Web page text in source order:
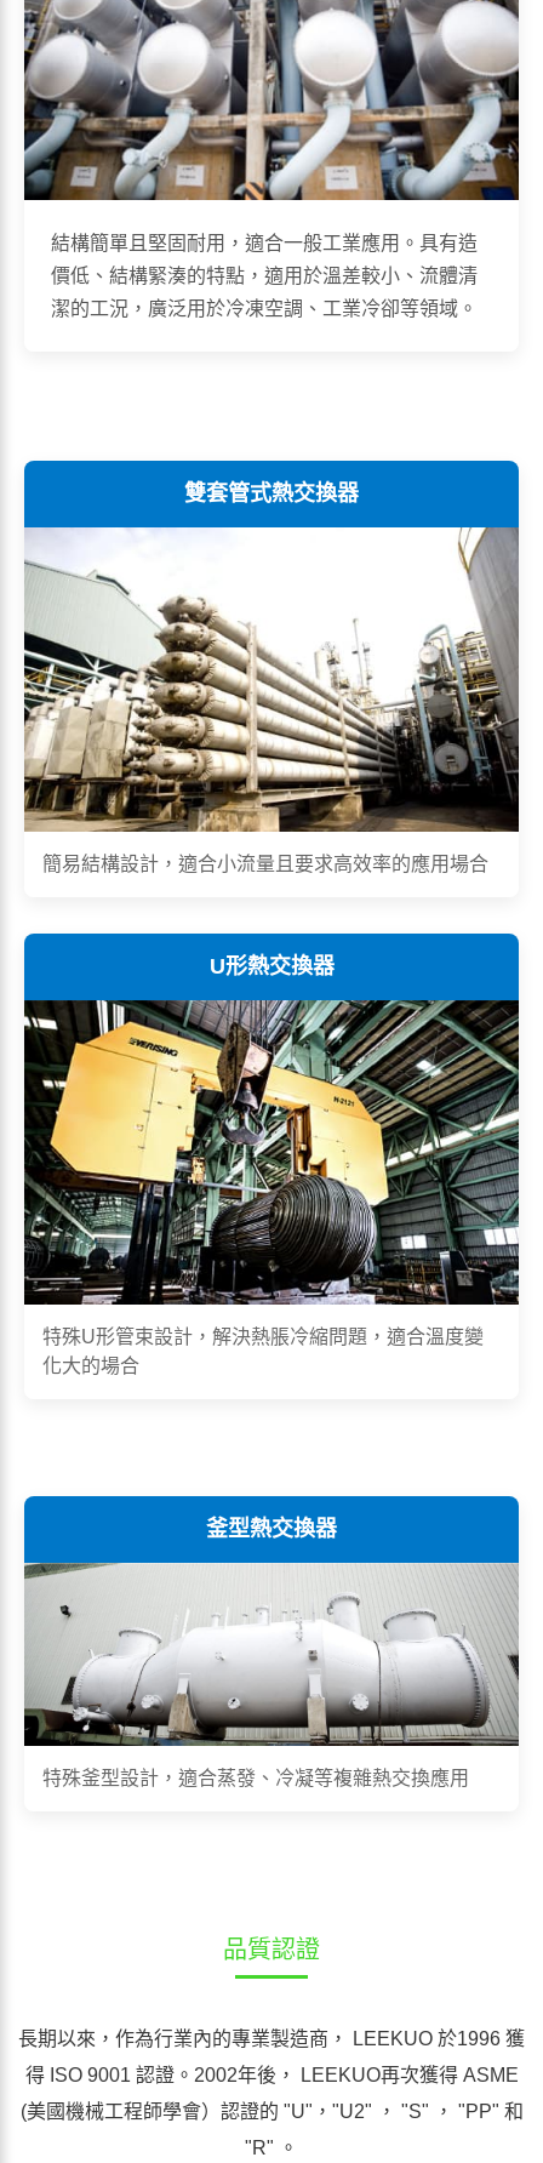
結構簡單且堅固耐用，適合一般工業應用。具有造
價低、結構緊湊的特點，適用於溫差較小、流體清
潔的工況，廣泛用於冷凍空調、工業冷卻等領域。
雙套管式熱交換器
簡易結構設計，適合小流量且要求高效率的應用場合
U形熱交換器
特殊U形管束設計，解決熱脹冷縮問題，適合溫度變
化大的場合
釜型熱交換器
特殊釜型設計，適合蒸發、冷凝等複雜熱交換應用
品質認證
長期以來，作為行業內的專業製造商， LEEKUO 於1996 獲
得 ISO 9001 認證。2002年後， LEEKUO再次獲得 ASME
(美國機械工程師學會）認證的 "U"，"U2" ， "S" ， "PP" 和
"R" 。